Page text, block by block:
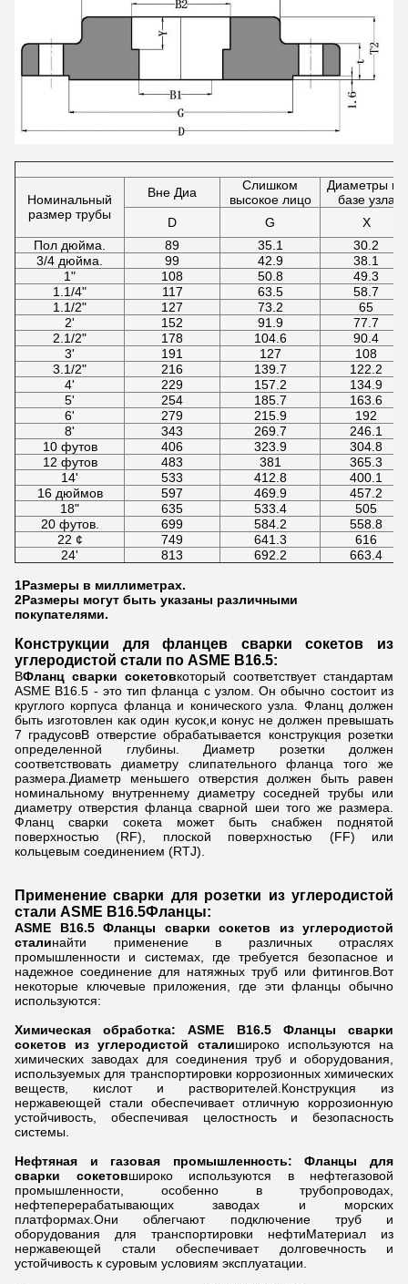
Номинальный
размер трубы
Вне Диа
Слишком
высокое лицо
Диаметры на
базе узла
D
G
X
Пол дюйма.
89 35.1
30.2
3/4 дюйма.
99 42.9
38.1
1"
108 50.8
49.3
1.1/4"
117 63.5
58.7
1.1/2"
127 73.2
65
2'
152 91.9
77.7
2.1/2"
178 104.6
90.4
3'
191 127
108
3.1/2"
216 139.7
122.2
4'
229 157.2
134.9
5'
254 185.7
163.6
6'
279 215.9
192
8'
343 269.7
246.1
10 футов
406 323.9
304.8
12 футов
483 381
365.3
14'
533 412.8
400.1
16 дюймов
597 469.9
457.2
18"
635 533.4
505
20 футов.
699 584.2
558.8
22 ¢
749 641.3
616
24'
813 692.2 663.4
1Размеры в миллиметрах.
2Размеры могут быть указаны различными
покупателями.
Конструкции для фланцев сварки сокетов из
углеродистой стали по ASME B16.5:
ВФланц сварки сокетовкоторый соответствует стандартам
ASME B16.5 - это тип фланца с узлом. Он обычно состоит из
круглого корпуса фланца и конического узла. Фланц должен
быть изготовлен как один кусок,и конус не должен превышать
7 градусовВ отверстие обрабатывается конструкция розетки
определенной глубины. Диаметр розетки должен
соответствовать диаметру слипательного фланца того же
размера.Диаметр меньшего отверстия должен быть равен
номинальному внутреннему диаметру соседней трубы или
диаметру отверстия фланца сварной шеи того же размера.
Фланц сварки сокета может быть снабжен поднятой
поверхностью (RF), плоской поверхностью (FF) или
кольцевым соединением (RTJ).
Применение сварки для розетки из углеродистой
стали ASME B16.5Фланцы:
ASME B16.5 Фланцы сварки сокетов из углеродистой
сталинайти применение в различных отраслях
промышленности и системах, где требуется безопасное и
надежное соединение для натяжных труб или фитингов.Вот
некоторые ключевые приложения, где эти фланцы обычно
используются:
Химическая обработка: ASME B16.5 Фланцы сварки
сокетов из углеродистой сталишироко используются на
химических заводах для соединения труб и оборудования,
используемых для транспортировки коррозионных химических
веществ, кислот и растворителей.Конструкция из
нержавеющей стали обеспечивает отличную коррозионную
устойчивость, обеспечивая целостность и безопасность
системы.
Нефтяная и газовая промышленность: Фланцы для
сварки сокетовшироко используются в нефтегазовой
промышленности, особенно в трубопроводах,
нефтеперерабатывающих заводах и морских
платформах.Они облегчают подключение труб и
оборудования для транспортировки нефтиМатериал из
нержавеющей стали обеспечивает долговечность и
устойчивость к суровым условиям эксплуатации.